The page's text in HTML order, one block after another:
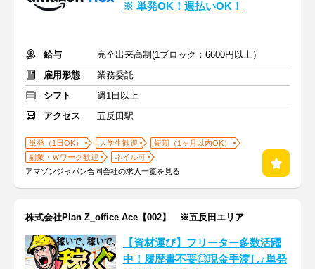
※ 単発OK！週払いOK！
給与
完全出来高制(1ブロック：6600円以上）
雇用形態
業務委託
シフト
週1日以上
アクセス
五反田駅
単発（1日OK） 大学生歓迎
短期（1ヶ月以内OK）
副業・Ｗワーク歓迎
ネイル可
アマゾンジャパン合同会社の求人一覧を見る
株式会社Plan Z_office Ace【002】 ※五反田エリア
【資材運び】フリーター多数活躍
中！履歴書不要◎現金手渡し♪単発